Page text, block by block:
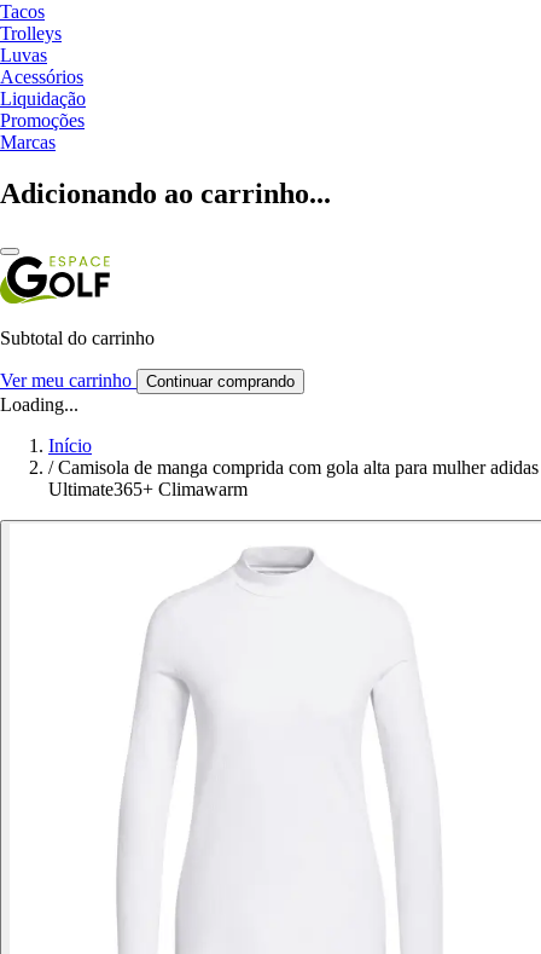
Tacos
Trolleys
Luvas
Acessórios
Liquidação
Promoções
Marcas
Adicionando ao carrinho...
Subtotal do carrinho
Ver meu carrinho Continuar comprando
Loading...
Início
/ Camisola de manga comprida com gola alta para mulher adidas
Ultimate365+ Climawarm